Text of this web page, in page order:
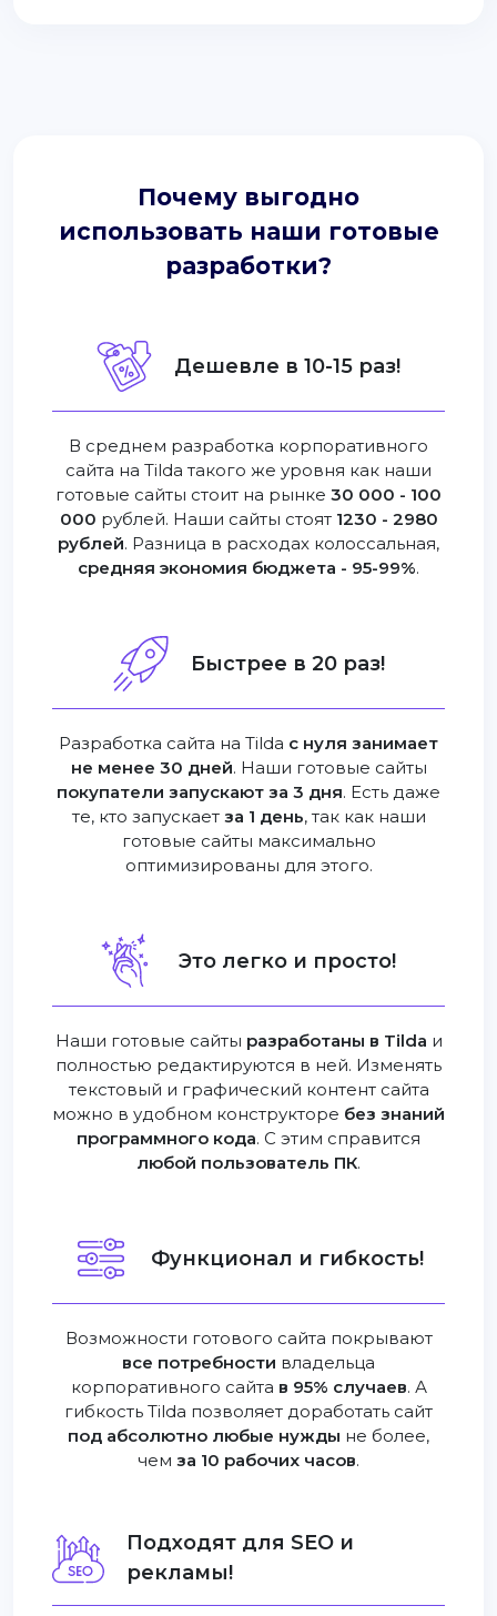
Почему выгодно
использовать наши готовые
разработки?
Дешевле в 10-15 раз!
В среднем разработка корпоративного
сайта на Tilda такого же уровня как наши
готовые сайты стоит на рынке 30 000 - 100
000 рублей. Наши сайты стоят 1230 - 2980
рублей. Разница в расходах колоссальная,
средняя экономия бюджета - 95-99%.
Быстрее в 20 раз!
Разработка сайта на Tilda с нуля занимает
не менее 30 дней. Наши готовые сайты
покупатели запускают за 3 дня. Есть даже
те, кто запускает за 1 день, так как наши
готовые сайты максимально
оптимизированы для этого.
Это легко и просто!
Наши готовые сайты разработаны в Tilda и
полностью редактируются в ней. Изменять
текстовый и графический контент сайта
можно в удобном конструкторе без знаний
программного кода. С этим справится
любой пользователь ПК.
Функционал и гибкость!
Возможности готового сайта покрывают
все потребности владельца
корпоративного сайта в 95% случаев. А
гибкость Tilda позволяет доработать сайт
под абсолютно любые нужды не более,
чем за 10 рабочих часов.
Подходят для SEO и
рекламы!